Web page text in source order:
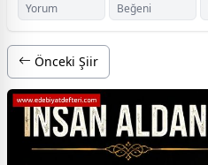
Yorum Beğeni
Önceki Şiir